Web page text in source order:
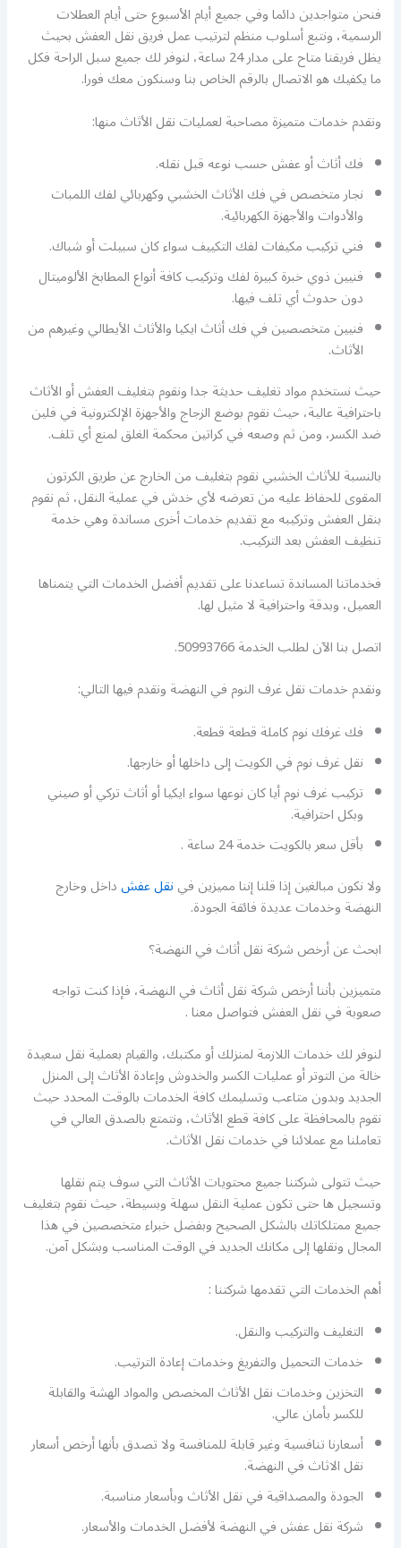
فنحن متواجدين دائما وفي جميع أيام الأسبوع حتى أيام العطلات
الرسمية، ونتبع أسلوب منظم لترتيب عمل فريق نقل العفش بحيث
يظل فريقنا متاح على مدار 24 ساعة، لنوفر لك جميع سبل الراحة فكل
ما يكفيك هو الاتصال بالرقم الخاص بنا وسنكون معك فورا.
ونقدم خدمات متميزة مصاحبة لعمليات نقل الأثاث منها:
فك أثاث أو عفش حسب نوعه قبل نقله.
نجار متخصص في فك الأثاث الخشبي وكهربائي لفك اللمبات
والأدوات والأجهزة الكهربائية.
فني تركيب مكيفات لفك التكييف سواء كان سبيلت أو شباك.
فنيين ذوي خبرة كبيرة لفك وتركيب كافة أنواع المطابخ الألوميتال
دون حدوث أي تلف فيها.
فنيين متخصصين في فك أثاث ايكيا والأثاث الأيطالي وغيرهم من
الأثاث.
حيث نستخدم مواد تغليف حديثة جدا ونقوم بتغليف العفش أو الأثاث
باحترافية عالية، حيث نقوم بوضع الزجاج والأجهزة الإلكترونية في فلين
ضد الكسر، ومن ثم وصعه في كراتين محكمة الغلق لمنع أي تلف.
بالنسبة للأثاث الخشبي نقوم بتغليف من الخارج عن طريق الكرتون
المقوى للحفاظ عليه من تعرضه لأي خدش في عملية النقل، ثم نقوم
بنقل العفش وتركيبه مع تقديم خدمات أخرى مساندة وهي خدمة
تنظيف العفش بعد التركيب.
فخدماتنا المساندة تساعدنا على تقديم أفضل الخدمات التي يتمناها
العميل، وبدقة واحترافية لا مثيل لها.
اتصل بنا الآن لطلب الخدمة 50993766.
ونقدم خدمات نقل غرف النوم في النهضة ونقدم فيها التالي:
فك غرفك نوم كاملة قطعة قطعة.
نقل غرف نوم في الكويت إلى داخلها أو خارجها.
تركيب غرف نوم أيا كان نوعها سواء ايكيا أو أثاث تركي أو صيني
وبكل احترافية.
بأقل سعر بالكويت خدمة 24 ساعة .
ولا نكون مبالغين إذا قلنا إننا مميزين فينقل عفشداخل وخارج
النهضة وخدمات عديدة فائقة الجودة.
ابحث عن أرخص شركة نقل أثاث في النهضة؟
متميزين بأننا أرخص شركة نقل أثاث في النهضة، فإذا كنت تواجه
صعوبة في نقل العفش فتواصل معنا .
لنوفر لك خدمات اللازمة لمنزلك أو مكتبك، والقيام بعملية نقل سعيدة
خالة من التوتر أو عمليات الكسر والخدوش وإعادة الأثاث إلى المنزل
الجديد وبدون متاعب وتسليمك كافة الخدمات بالوقت المحدد حيث
نقوم بالمحافظة على كافة قطع الأثاث، ونتمتع بالصدق العالي في
تعاملنا مع عملائنا في خدمات نقل الأثاث.
حيث تتولى شركتنا جميع محتويات الأثاث التي سوف يتم نقلها
وتسجيل ها حتى تكون عملية النقل سهلة وبسيطة، حيث نقوم بتغليف
جميع ممتلكاتك بالشكل الصحيح وبفضل خبراء متخصصين في هذا
المجال ونقلها إلى مكانك الجديد في الوقت المناسب وبشكل آمن.
أهم الخدمات التي تقدمها شركتنا :
التغليف والتركيب والنقل.
خدمات التحميل والتفريغ وخدمات إعادة الترتيب.
التخزين وخدمات نقل الأثاث المخصص والمواد الهشة والقابلة
للكسر بأمان عالي.
أسعارنا تنافسية وغير قابلة للمنافسة ولا تصدق بأنها أرخص أسعار
نقل الاثاث في النهضة.
الجودة والمصداقية في نقل الأثاث وبأسعار مناسبة.
شركة نقل عفش في النهضة لأفضل الخدمات والأسعار.